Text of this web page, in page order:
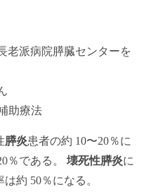
老派病院膵臓センターを
助療法
膵炎患者の約 10〜20％に
％である。壊死性膵炎に
約 50％になる。